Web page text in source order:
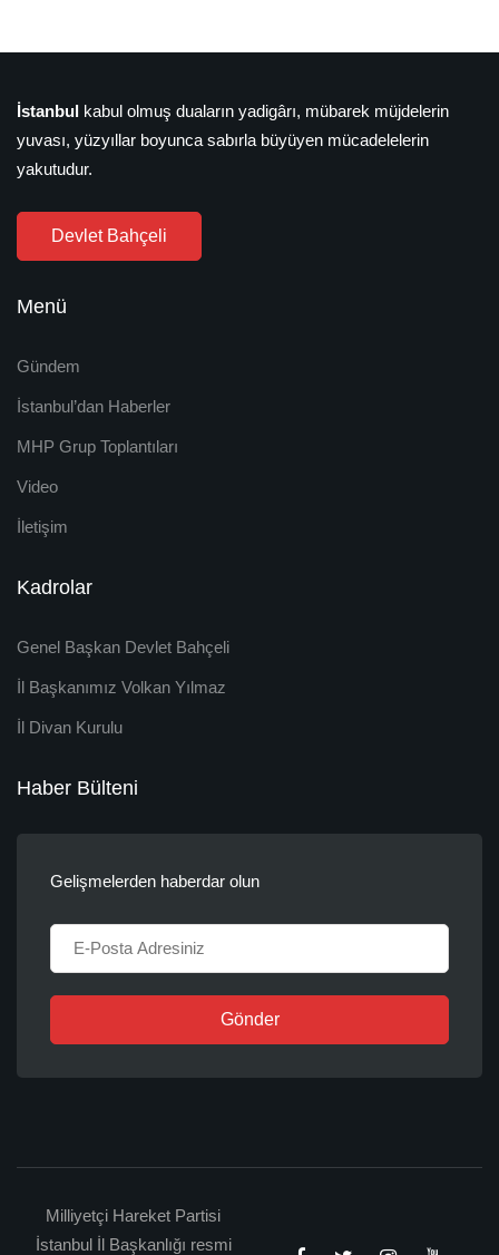
İstanbul kabul olmuş duaların yadigârı, mübarek müjdelerin
yuvası, yüzyıllar boyunca sabırla büyüyen mücadelelerin
yakutudur.
Devlet Bahçeli
Menü
Gündem
İstanbul’dan Haberler
MHP Grup Toplantıları
Video
İletişim
Kadrolar
Genel Başkan Devlet Bahçeli
İl Başkanımız Volkan Yılmaz
İl Divan Kurulu
Haber Bülteni
Gelişmelerden haberdar olun
Gönder
Milliyetçi Hareket Partisi
İstanbul İl Başkanlığı resmi